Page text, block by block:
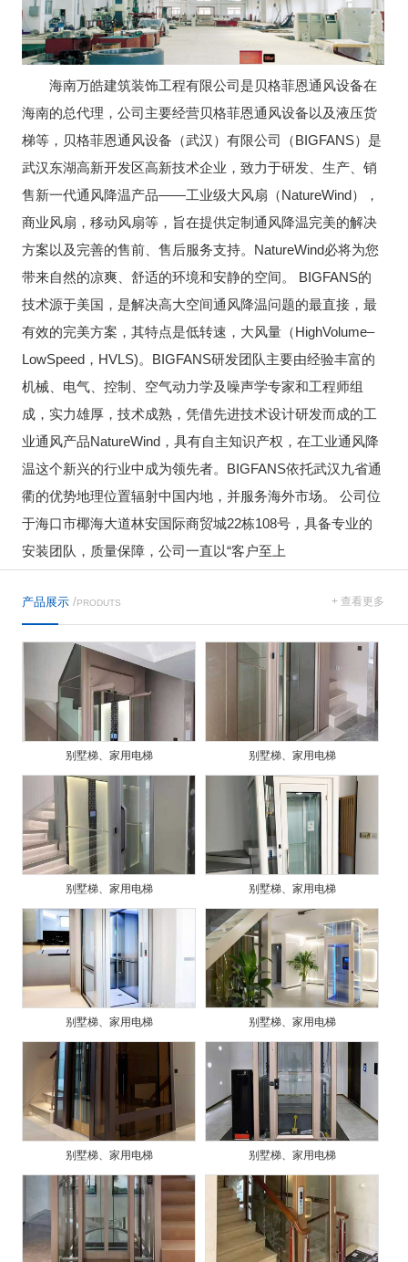
海南万皓建筑装饰工程有限公司是贝格菲恩通风设备在
海南的总代理，公司主要经营贝格菲恩通风设备以及液压货
梯等，贝格菲恩通风设备（武汉）有限公司（BIGFANS）是
武汉东湖高新开发区高新技术企业，致力于研发、生产、销
售新一代通风降温产品——工业级大风扇（NatureWind），
商业风扇，移动风扇等，旨在提供定制通风降温完美的解决
方案以及完善的售前、售后服务支持。NatureWind必将为您
带来自然的凉爽、舒适的环境和安静的空间。 BIGFANS的
技术源于美国，是解决高大空间通风降温问题的最直接，最
有效的完美方案，其特点是低转速，大风量（HighVolume–
LowSpeed，HVLS)。BIGFANS研发团队主要由经验丰富的
机械、电气、控制、空气动力学及噪声学专家和工程师组
成，实力雄厚，技术成熟，凭借先进技术设计研发而成的工
业通风产品NatureWind，具有自主知识产权，在工业通风降
温这个新兴的行业中成为领先者。BIGFANS依托武汉九省通
衢的优势地理位置辐射中国内地，并服务海外市场。 公司位
于海口市椰海大道林安国际商贸城22栋108号，具备专业的
安装团队，质量保障，公司一直以“客户至上
产品展示 /PRODUTS + 查看更多
别墅梯、家用电梯 别墅梯、家用电梯
别墅梯、家用电梯 别墅梯、家用电梯
别墅梯、家用电梯 别墅梯、家用电梯
别墅梯、家用电梯 别墅梯、家用电梯